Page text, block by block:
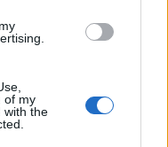
of my
with the
és vagyon